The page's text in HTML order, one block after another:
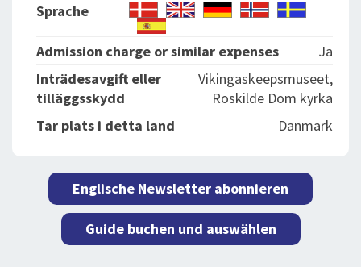
Sprache
Admission charge or similar expenses
Ja
Inträdesavgift eller
tilläggsskydd
Vikingaskeepsmuseet,
Roskilde Dom kyrka
Tar plats i detta land
Danmark
Englische Newsletter abonnieren
Guide buchen und auswählen